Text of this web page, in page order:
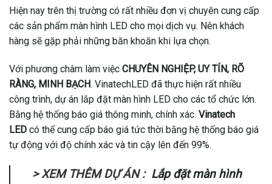
Hiện nay trên thị trường có rất nhiều đơn vị chuyên cung cấp
các sản phẩm màn hình LED cho mọi dịch vụ. Nên khách
hàng sẽ gặp phải những băn khoăn khi lựa chọn.
Với phương châm làm việc CHUYÊN NGHIỆP, UY TÍN, RÕ
RÀNG, MINH BẠCH. VinatechLED đã thực hiện rất nhiều
công trình, dự án lắp đặt màn hình LED cho các tổ chức lớn.
Bằng hệ thống báo giá thông minh, chính xác. Vinatech
LED có thể cung cấp báo giá tức thời bằng hệ thống báo giá
tự động với độ chính xác và tin cậy lên đến 99%.
> XEM THÊM DỰ ÁN : Lắp đặt màn hình